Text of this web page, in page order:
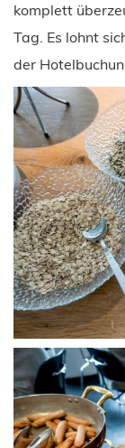
komplett
Tag. Es lohnt
der